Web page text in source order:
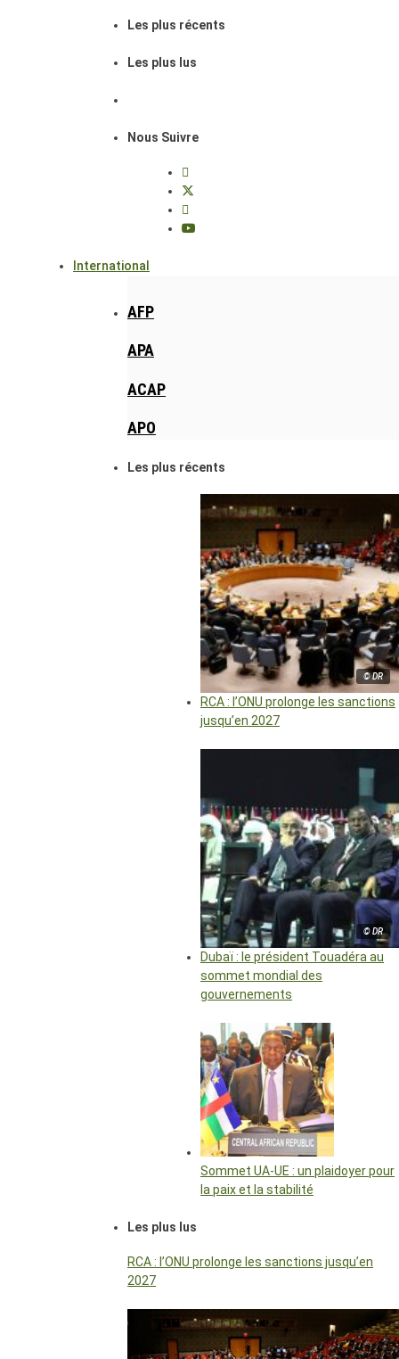
Les plus récents
Les plus lus
Nous Suivre
International
AFP
APA
ACAP
APO
Les plus récents
© DR
RCA : l’ONU prolonge les sanctions
jusqu’en 2027
© DR
Dubaï : le président Touadéra au
sommet mondial des
gouvernements
Sommet UA-UE : un plaidoyer pour
la paix et la stabilité
Les plus lus
RCA : l’ONU prolonge les sanctions jusqu’en
2027